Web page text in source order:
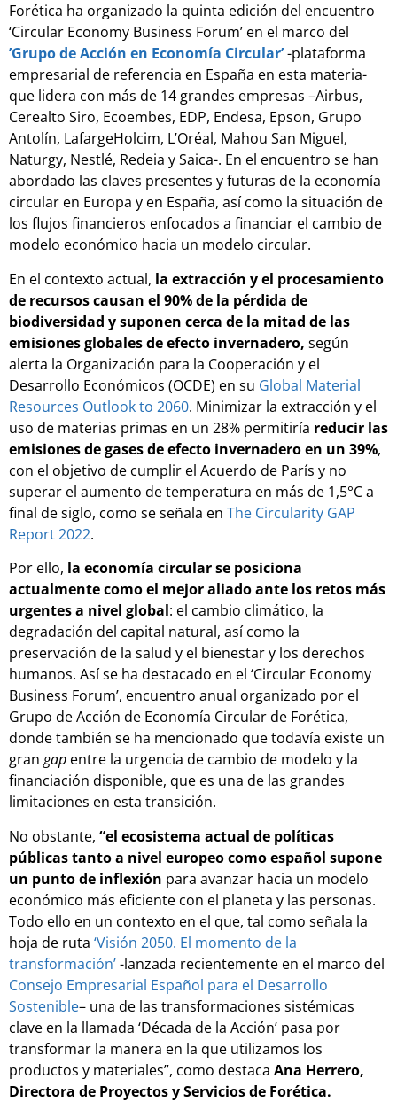
Forética ha organizado la quinta edición del encuentro
‘Circular Economy Business Forum’ en el marco del
’Grupo de Acción en Economía Circular’-plataforma
empresarial de referencia en España en esta materia-
que lidera con más de 14 grandes empresas –Airbus,
Cerealto Siro, Ecoembes, EDP, Endesa, Epson, Grupo
Antolín, LafargeHolcim, L’Oréal, Mahou San Miguel,
Naturgy, Nestlé, Redeia y Saica-. En el encuentro se han
abordado las claves presentes y futuras de la economía
circular en Europa y en España, así como la situación de
los flujos financieros enfocados a financiar el cambio de
modelo económico hacia un modelo circular.
En el contexto actual, la extracción y el procesamiento
de recursos causan el 90% de la pérdida de
biodiversidad y suponen cerca de la mitad de las
emisiones globales de efecto invernadero, según
alerta la Organización para la Cooperación y el
Desarrollo Económicos (OCDE) en su Global Material
Resources Outlook to 2060. Minimizar la extracción y el
uso de materias primas en un 28% permitiría reducir las
emisiones de gases de efecto invernadero en un 39%,
con el objetivo de cumplir el Acuerdo de París y no
superar el aumento de temperatura en más de 1,5°C a
final de siglo, como se señala en The Circularity GAP
Report 2022.
Por ello, la economía circular se posiciona
actualmente como el mejor aliado ante los retos más
urgentes a nivel global: el cambio climático, la
degradación del capital natural, así como la
preservación de la salud y el bienestar y los derechos
humanos. Así se ha destacado en el ‘Circular Economy
Business Forum’, encuentro anual organizado por el
Grupo de Acción de Economía Circular de Forética,
donde también se ha mencionado que todavía existe un
gran gap entre la urgencia de cambio de modelo y la
financiación disponible, que es una de las grandes
limitaciones en esta transición.
No obstante, “el ecosistema actual de políticas
públicas tanto a nivel europeo como español supone
un punto de inflexión para avanzar hacia un modelo
económico más eficiente con el planeta y las personas.
Todo ello en un contexto en el que, tal como señala la
hoja de ruta ‘Visión 2050. El momento de la
transformación’-lanzada recientemente en el marco del
Consejo Empresarial Español para el Desarrollo
Sostenible– una de las transformaciones sistémicas
clave en la llamada ‘Década de la Acción’ pasa por
transformar la manera en la que utilizamos los
productos y materiales”, como destaca Ana Herrero,
Directora de Proyectos y Servicios de Forética.